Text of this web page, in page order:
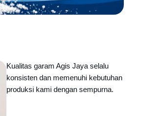
Kualitas garam Agis Jaya selalu
konsisten dan memenuhi kebutuhan
produksi kami dengan sempurna.